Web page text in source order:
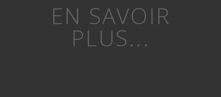
EN SAVOIR
PLUS...